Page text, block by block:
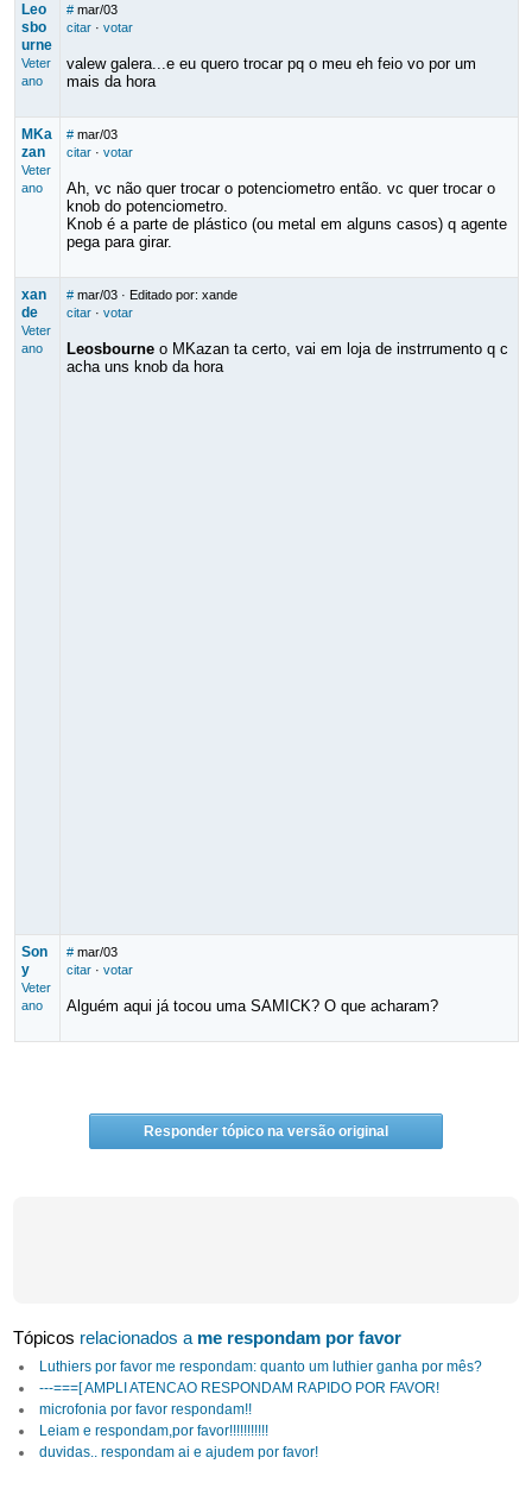
Leo
sbo
urne
Veter
ano
# mar/03
citar· votar
valew galera...e eu quero trocar pq o meu eh feio vo por um
mais da hora
MKa
zan
Veter
ano
# mar/03
citar· votar
Ah, vc não quer trocar o potenciometro então. vc quer trocar o
knob do potenciometro.
Knob é a parte de plástico (ou metal em alguns casos) q agente
pega para girar.
xan
de
Veter
ano
# mar/03· Editado por: xande
citar· votar
Leosbourneo MKazan ta certo, vai em loja de instrrumento q c
acha uns knob da hora
Son
y
Veter
ano
# mar/03
citar· votar
Alguém aqui já tocou uma SAMICK? O que acharam?
Responder tópico na versão original
Tópicos relacionados a me respondam por favor
Luthiers por favor me respondam: quanto um luthier ganha por mês?
---===[ AMPLI ATENCAO RESPONDAM RAPIDO POR FAVOR!
microfonia por favor respondam!!
Leiam e respondam,por favor!!!!!!!!!!!
duvidas.. respondam ai e ajudem por favor!